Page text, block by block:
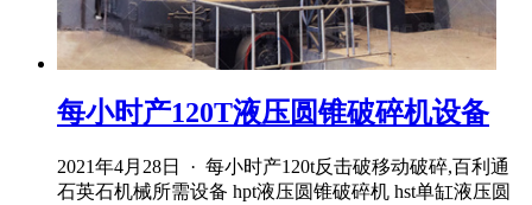
每小时产120T液压圆锥破碎机设备
2021年4月28日 · 每小时产120t反击破移动破碎,百利通
石英石机械所需设备 hpt液压圆锥破碎机 hst单缸液压圆